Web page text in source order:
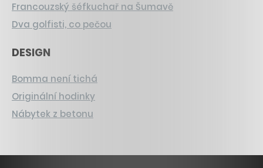
Francouzský šéfkuchař na Šumavě
Dva golfisti, co pečou
DESIGN
Bomma není tichá
Originální hodinky
Nábytek z betonu